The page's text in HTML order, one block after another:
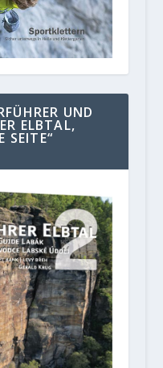
UND
ELBTAL,
SEITE“